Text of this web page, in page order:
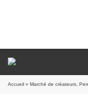
Accueil » Marché de créateurs,